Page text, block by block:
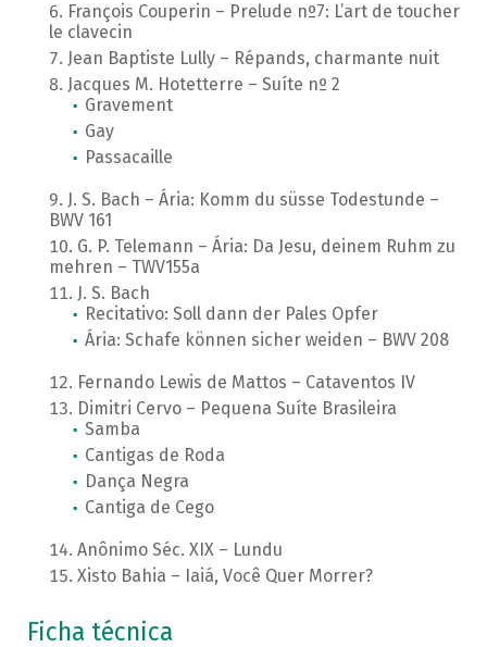
François Couperin – Prelude nº7: L’art de toucher
le clavecin
Jean Baptiste Lully – Répands, charmante nuit
Jacques M. Hotetterre – Suíte nº 2
Gravement
Gay
Passacaille
J. S. Bach – Ária: Komm du süsse Todestunde –
BWV 161
G. P. Telemann – Ária: Da Jesu, deinem Ruhm zu
mehren – TWV155a
J. S. Bach
Recitativo: Soll dann der Pales Opfer
Ária: Schafe können sicher weiden – BWV 208
Fernando Lewis de Mattos – Cataventos IV
Dimitri Cervo – Pequena Suíte Brasileira
Samba
Cantigas de Roda
Dança Negra
Cantiga de Cego
Anônimo Séc. XIX – Lundu
Xisto Bahia – Iaiá, Você Quer Morrer?
Ficha técnica